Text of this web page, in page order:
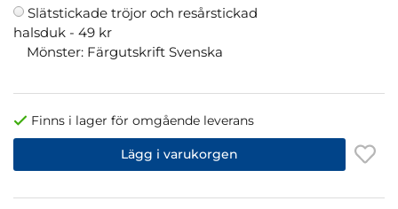
Slätstickade tröjor och resårstickad
halsduk - 49 kr
Mönster: Färgutskrift Svenska
Finns i lager för omgående leverans
Lägg i varukorgen